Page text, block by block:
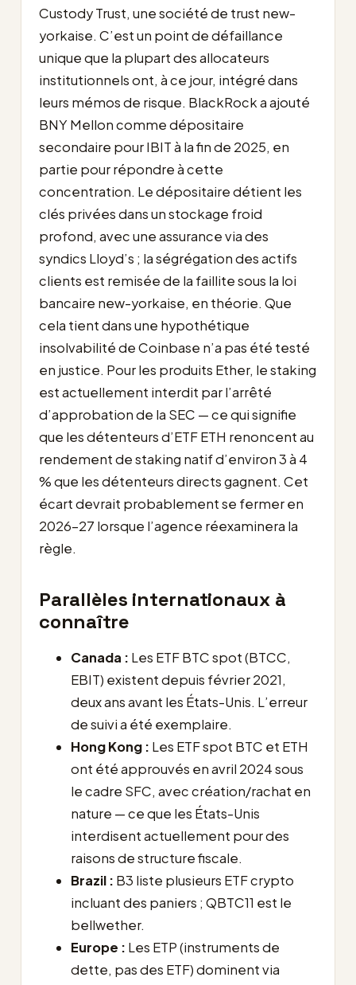
Custody Trust, une société de trust new-
yorkaise. C’est un point de défaillance
unique que la plupart des allocateurs
institutionnels ont, à ce jour, intégré dans
leurs mémos de risque. BlackRock a ajouté
BNY Mellon comme dépositaire
secondaire pour IBIT à la fin de 2025, en
partie pour répondre à cette
concentration. Le dépositaire détient les
clés privées dans un stockage froid
profond, avec une assurance via des
syndics Lloyd’s ; la ségrégation des actifs
clients est remisée de la faillite sous la loi
bancaire new-yorkaise, en théorie. Que
cela tient dans une hypothétique
insolvabilité de Coinbase n’a pas été testé
en justice. Pour les produits Ether, le staking
est actuellement interdit par l’arrêté
d’approbation de la SEC — ce qui signifie
que les détenteurs d’ETF ETH renoncent au
rendement de staking natif d’environ 3 à 4
% que les détenteurs directs gagnent. Cet
écart devrait probablement se fermer en
2026-27 lorsque l’agence réexaminera la
règle.
Parallèles internationaux à
connaître
Canada : Les ETF BTC spot (BTCC,
EBIT) existent depuis février 2021,
deux ans avant les États-Unis. L’erreur
de suivi a été exemplaire.
Hong Kong : Les ETF spot BTC et ETH
ont été approuvés en avril 2024 sous
le cadre SFC, avec création/rachat en
nature — ce que les États-Unis
interdisent actuellement pour des
raisons de structure fiscale.
Brazil : B3 liste plusieurs ETF crypto
incluant des paniers ; QBTC11 est le
bellwether.
Europe : Les ETP (instruments de
dette, pas des ETF) dominent via